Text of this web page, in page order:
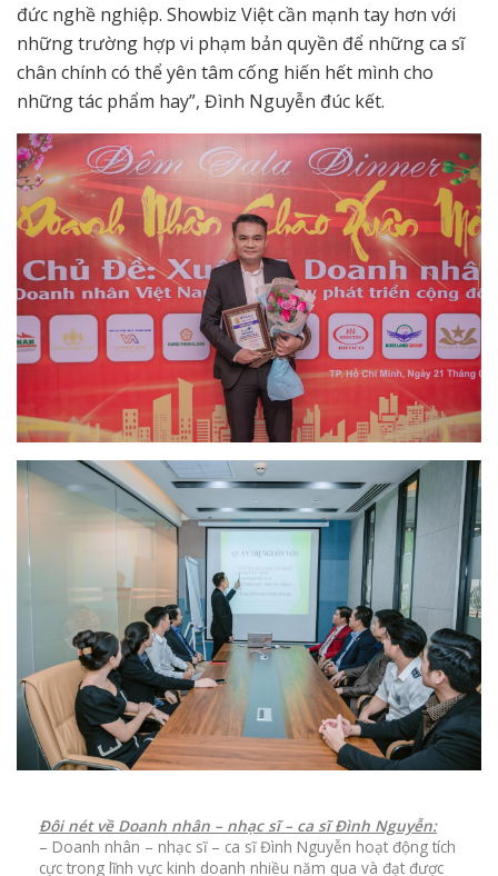
đức nghề nghiệp. Showbiz Việt cần mạnh tay hơn với
những trường hợp vi phạm bản quyền để những ca sĩ
chân chính có thể yên tâm cống hiến hết mình cho
những tác phẩm hay”, Đình Nguyễn đúc kết.
Đôi nét về Doanh nhân – nhạc sĩ – ca sĩ Đình Nguyễn:
– Doanh nhân – nhạc sĩ – ca sĩ Đình Nguyễn hoạt động tích
cực trong lĩnh vực kinh doanh nhiều năm qua và đạt được